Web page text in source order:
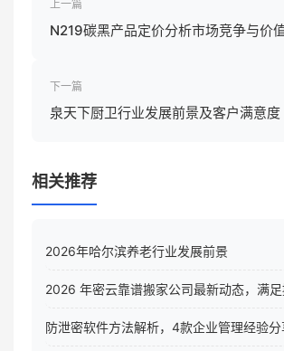
上一篇
N219碳黑产品定价分析市场竞争与价
下一篇
泉天下厨卫行业发展前景及客户满意度
相关推荐
2026年哈尔滨养老行业发展前景
2026 年密云靠谱搬家公司最新动态，满
防泄密软件方法解析，4款企业管理经验